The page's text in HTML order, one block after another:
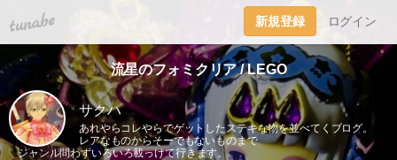
tuna.be 新規登録 ログイン
流星のフォミクリア / LEGO
サクハ
あれやらコレやらでゲットしたステキな物を並べてくブログ。
レアなものからそーでもないものまで
ジャンル問わずいろいろ載っけて行きます。